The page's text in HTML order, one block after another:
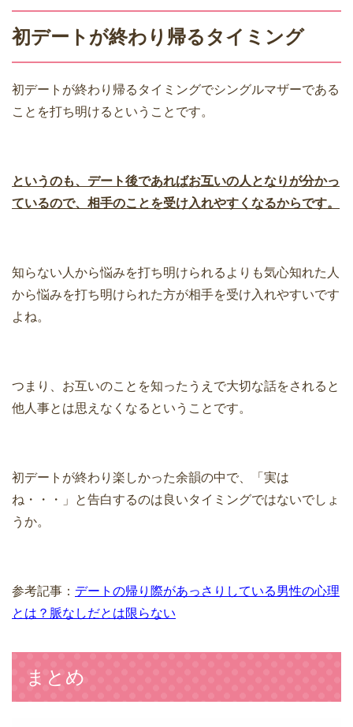
初デートが終わり帰るタイミング
初デートが終わり帰るタイミングでシングルマザーである
ことを打ち明けるということです。
というのも、デート後であればお互いの人となりが分かっ
ているので、相手のことを受け入れやすくなるからです。
知らない人から悩みを打ち明けられるよりも気心知れた人
から悩みを打ち明けられた方が相手を受け入れやすいです
よね。
つまり、お互いのことを知ったうえで大切な話をされると
他人事とは思えなくなるということです。
初デートが終わり楽しかった余韻の中で、「実は
ね・・・」と告白するのは良いタイミングではないでしょ
うか。
参考記事： デートの帰り際があっさりしている男性の心理
とは？脈なしだとは限らない
まとめ